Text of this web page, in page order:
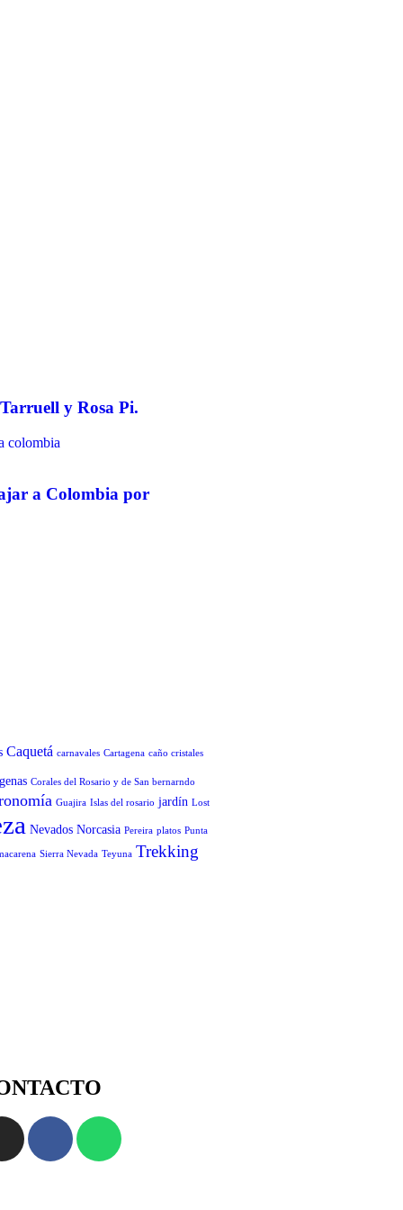
y Rosa Pi.
a Colombia por
Caquetá carnavales Cartagena caño cristales
Corales del Rosario y de San bernarndo
Guajira Islas del rosario jardín Lost
Nevados Norcasia Pereira platos Punta
Sierra Nevada Teyuna Trekking